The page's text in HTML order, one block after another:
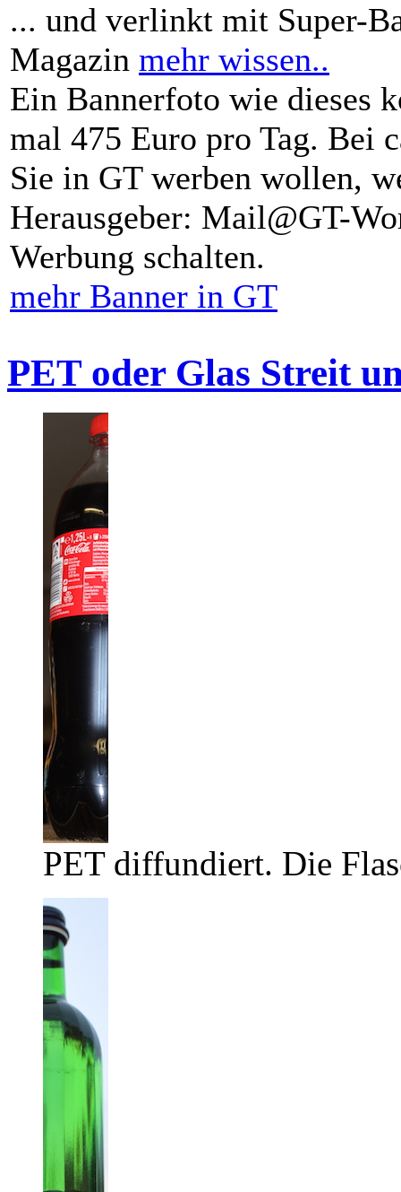
... und verlinkt mit Super-
Magazin mehr wissen..
Ein Bannerfoto wie dieses
mal 475 Euro pro Tag. Bei
Sie in GT werben wollen,
Herausgeber: Mail@GT-
Werbung schalten.
mehr Banner in GT
PET oder Glas Streit
PET diffundiert. Die